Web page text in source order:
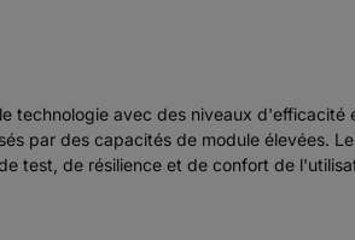
technologie avec des niveaux d'efficacité
par des capacités de module élevées.
test, de résilience et de confort de